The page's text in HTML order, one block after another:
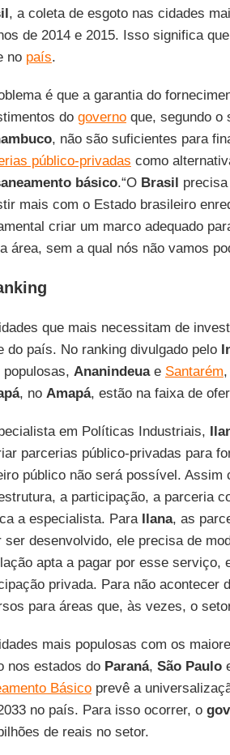
, a coleta de esgoto nas cidades
de 2014 e 2015. Isso significa
no país.
é que a garantia do
do governoque, segundo o
, não são suficientes para
público-privadas como
básico.“O Brasil
mais com o Estado brasileiro
criar um marco adequado
área, sem a qual nós não vamos
que mais necessitam de
do país. No ranking divulgado pelo
populosas, Ananindeuae Santarém
, no Amapá, estão na faixa de
em Políticas Industriais,
parcerias público-privadas para
público não será possível.
a participação, a parceria
a especialista. Para Ilana, as
ser desenvolvido, ele precisa de
apta a pagar por esse
privada. Para não acontecer
para áreas que, às vezes, o
mais populosas com os
nos estados do Paraná, São Paulo
Básicoprevê a
no país. Para isso ocorrer, o
de reais no setor.